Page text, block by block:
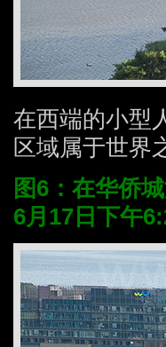
在西端的小型
区域属于世界
图6：在华侨
6月17日下午